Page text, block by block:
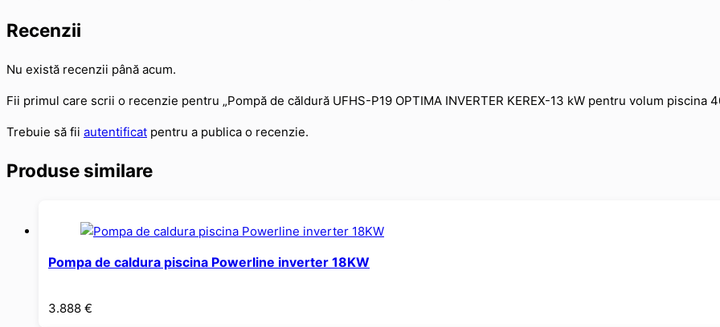
Recenzii
Nu există recenzii până acum.
Fii primul care scrii o recenzie pentru „Pompă de căldură UFHS-P19 OPTIMA INVERTER KEREX-13 kW pentru volum piscina
Trebuie să fii autentificat pentru a publica o recenzie.
Produse similare
Pompa de caldura piscina Powerline inverter 18KW
3.888 €